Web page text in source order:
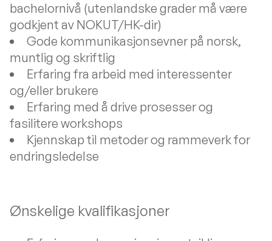
bachelornivå (utenlandske grader må være
godkjent av NOKUT/HK-dir)
Gode kommunikasjonsevner på norsk,
muntlig og skriftlig
Erfaring fra arbeid med interessenter
og/eller brukere
Erfaring med å drive prosesser og
fasilitere workshops
Kjennskap til metoder og rammeverk for
endringsledelse
Ønskelige kvalifikasjoner